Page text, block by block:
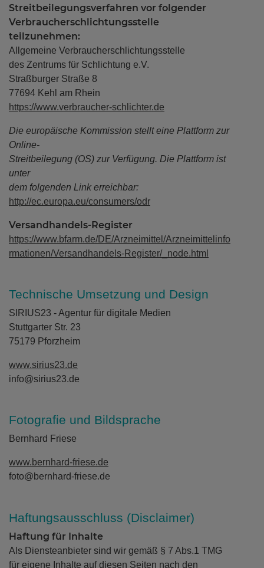
Streitbeilegungsverfahren vor folgender
Verbraucherschlichtungsstelle
teilzunehmen:
Allgemeine Verbraucherschlichtungsstelle
des Zentrums für Schlichtung e.V.
Straßburger Straße 8
77694 Kehl am Rhein
https://www.verbraucher-schlichter.de
Die europäische Kommission stellt eine Plattform zur
Online-
Streitbeilegung (OS) zur Verfügung. Die Plattform ist
unter
dem folgenden Link erreichbar:
http://ec.europa.eu/consumers/odr
Versandhandels-Register
https://www.bfarm.de/DE/Arzneimittel/Arzneimittelinfo
rmationen/Versandhandels-Register/_node.html
Technische Umsetzung und Design
SIRIUS23 - Agentur für digitale Medien
Stuttgarter Str. 23
75179 Pforzheim
www.sirius23.de
info@sirius23.de
Fotografie und Bildsprache
Bernhard Friese
www.bernhard-friese.de
foto@bernhard-friese.de
Haftungsausschluss (Disclaimer)
Haftung für Inhalte
Als Diensteanbieter sind wir gemäß § 7 Abs.1 TMG
für eigene Inhalte auf diesen Seiten nach den